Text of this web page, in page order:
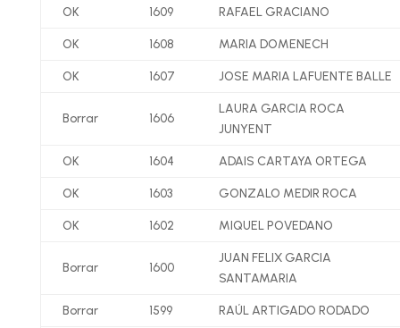
OK 1609 RAFAEL GRACIANO
OK 1608 MARIA DOMENECH
OK 1607 JOSE MARIA LAFUENTE BALLE
Borrar 1606
LAURA GARCIA ROCA
JUNYENT
OK 1604 ADAIS CARTAYA ORTEGA
OK 1603 GONZALO MEDIR ROCA
OK 1602 MIQUEL POVEDANO
Borrar 1600
JUAN FELIX GARCIA
SANTAMARIA
Borrar 1599 RAÚL ARTIGADO RODADO